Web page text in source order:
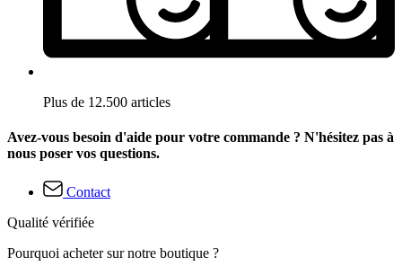
Plus de 12.500 articles
Avez-vous besoin d'aide pour votre commande ? N'hésitez pas à
nous poser vos questions.
Contact
Qualité vérifiée
Pourquoi acheter sur notre boutique ?